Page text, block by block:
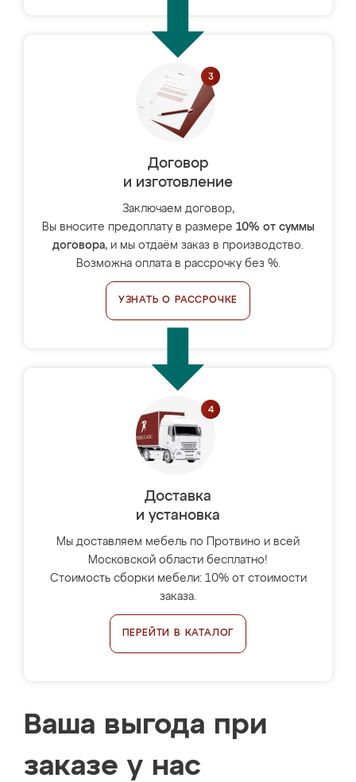
Договор
и изготовление
Заключаем договор,
Вы вносите предоплату в размере 10% от суммы
договора, и мы отдаём заказ в производство.
Возможна оплата в рассрочку без %.
УЗНАТЬ О РАССРОЧКЕ
Доставка
и установка
Мы доставляем мебель по Протвино и всей
Московской области бесплатно!
Стоимость сборки мебели: 10% от стоимости
заказа.
ПЕРЕЙТИ В КАТАЛОГ
Ваша выгода при
заказе у нас